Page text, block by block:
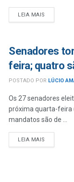
LEIA MAIS
Senadores
feira; quatro
POSTADO POR LÚCIO
Os 27 senadores
próxima quarta-feira
mandatos são de ...
LEIA MAIS